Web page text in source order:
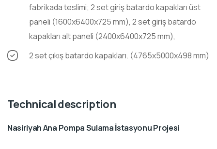
fabrikada teslimi; 2 set giriş batardo kapakları üst
paneli (1600x6400x725 mm), 2 set giriş batardo
kapakları alt paneli (2400x6400x725 mm),
2 set çıkış batardo kapakları. (4765x5000x498 mm)
Technical description
Nasiriyah Ana Pompa Sulama İstasyonu Projesi